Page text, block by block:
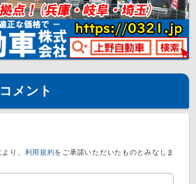
メント
り、 利用規約をご承諾いただいたものとみなしま